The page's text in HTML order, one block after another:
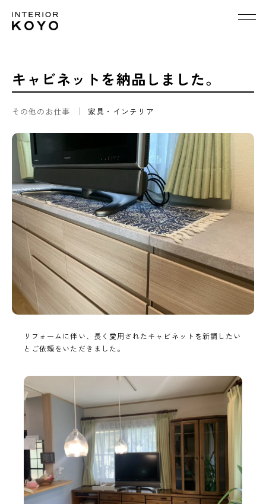
キャビネットを納品しました。
その他のお仕事 家具・インテリア
リフォームに伴い、長く愛用されたキャビネットを新調したい
とご依頼をいただきました。